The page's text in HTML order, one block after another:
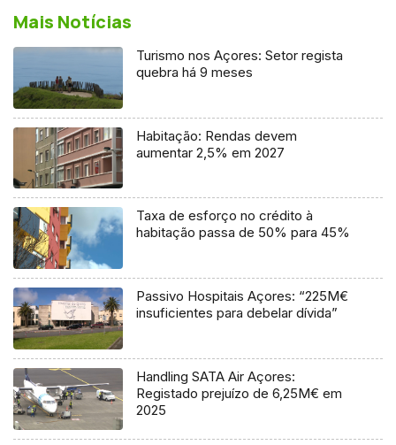
Mais Notícias
Turismo nos Açores: Setor regista
quebra há 9 meses
Habitação: Rendas devem
aumentar 2,5% em 2027
Taxa de esforço no crédito à
habitação passa de 50% para 45%
Passivo Hospitais Açores: “225M€
insuficientes para debelar dívida”
Handling SATA Air Açores:
Registado prejuízo de 6,25M€ em
2025